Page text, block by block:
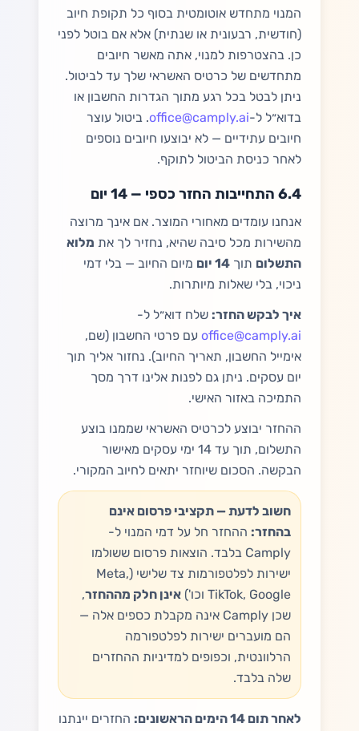
המנוי מתחדש אוטומטית בסוף כל תקופת חיוב
(חודשית, רבעונית או שנתית) אלא אם בוטל לפני
כן. בהצטרפות למנוי, אתה מאשר חיובים
מתחדשים של כרטיס האשראי שלך עד לביטול.
ניתן לבטל בכל רגע מתוך הגדרות החשבון או
בדוא״ל ל-office@camply.ai. ביטול עוצר
חיובים עתידיים — לא יבוצעו חיובים נוספים
לאחר כניסת הביטול לתוקף.
6.4 התחייבות החזר כספי — 14 יום
אנחנו עומדים מאחורי המוצר. אם אינך מרוצה
מהשירות מכל סיבה שהיא, נחזיר לך את מלוא
התשלום תוך 14 יום
מיום החיוב — בלי דמי
ניכוי, בלי שאלות מיותרות.
איך לבקש החזר: שלח דוא״ל ל-
office@camply.ai עם פרטי החשבון (שם,
אימייל החשבון, תאריך החיוב). נחזור אליך תוך
יום עסקים. ניתן גם לפנות אלינו דרך מסך
התמיכה באזור האישי.
ההחזר יבוצע לכרטיס האשראי שממנו בוצע
התשלום, תוך עד 14 ימי עסקים מאישור
הבקשה. הסכום שיוחזר יתאים לחיוב המקורי.
חשוב לדעת — תקציבי פרסום אינם
בהחזר: ההחזר חל על דמי המנוי ל-
Camply בלבד. הוצאות פרסום ששולמו
ישירות לפלטפורמות צד שלישי (Meta,
TikTok, Google וכו')
אינן חלק מההחזר,
שכן Camply אינה מקבלת כספים אלה —
הם מועברים ישירות לפלטפורמה
הרלוונטית, וכפופים למדיניות ההחזרים
שלה בלבד.
לאחר תום 14 הימים הראשונים:
החזרים יינתנו